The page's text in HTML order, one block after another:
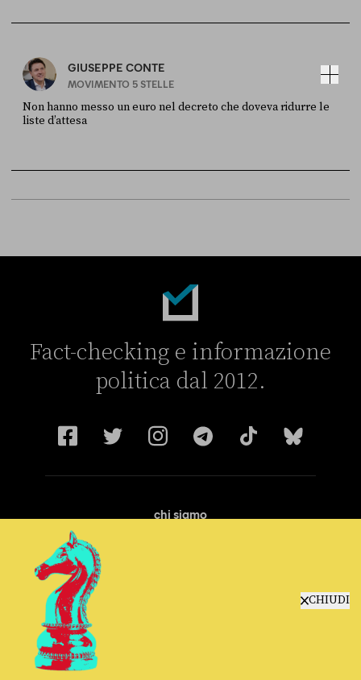
CHIUDI
GIUSEPPE CONTE
MOVIMENTO 5 STELLE
Non hanno messo un euro nel decreto che doveva ridurre le
liste d’attesa
Fact-checking e informazione
politica dal 2012.
chi siamo